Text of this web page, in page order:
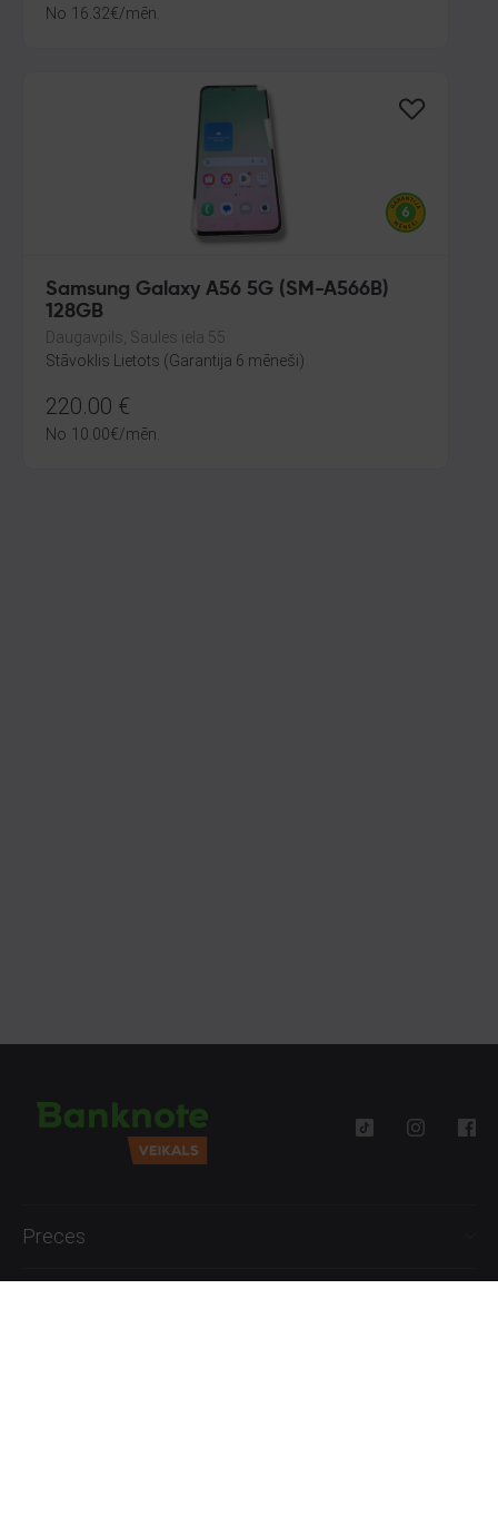
No 16.32€/mēn.
Samsung Galaxy A56 5G (SM-A566B)
128GB
Daugavpils, Saules iela 55
Stāvoklis Lietots (Garantija 6 mēneši)
220.00 €
No 10.00€/mēn.
Preces